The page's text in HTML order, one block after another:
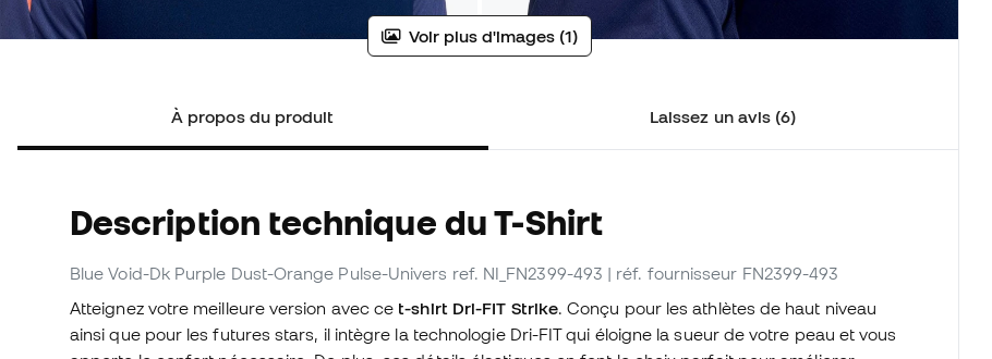
Voir plus d'images (1)
À propos du produit Laissez un avis (6)
Description technique du T-Shirt
Blue Void-Dk Purple Dust-Orange Pulse-Univers ref. NI_FN2399-493 | réf. fournisseur FN2399-493
Atteignez votre meilleure version avec ce t-shirt Dri-FIT Strike. Conçu pour les athlètes de haut niveau
ainsi que pour les futures stars, il intègre la technologie Dri-FIT qui éloigne la sueur de votre peau et vous